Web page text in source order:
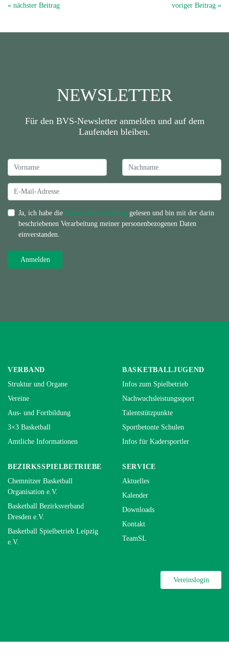
« nächster Beitrag voriger Beitrag »
NEWSLETTER
Für den BVS-Newsletter anmelden und auf dem
Laufenden bleiben.
Ja, ich habe die Datenschutzerklärung gelesen und bin mit der darin
beschriebenen Verarbeitung meiner personenbezogenen Daten
einverstanden.
VERBAND
Struktur und Organe
Vereine
Aus- und Fortbildung
3×3 Basketball
Amtliche Informationen
BASKETBALLJUGEND
Infos zum Spielbetrieb
Nachwuchsleistungssport
Talentstützpunkte
Sportbetonte Schulen
Infos für Kadersportler
BEZIRKSSPIELBETRIEBE
Chemnitzer Basketball
Organisation e.V.
Basketball Bezirksverband
Dresden e.V.
Basketball Spielbetrieb Leipzig
e.V.
SERVICE
Aktuelles
Kalender
Downloads
Kontakt
TeamSL
Vereinslogin